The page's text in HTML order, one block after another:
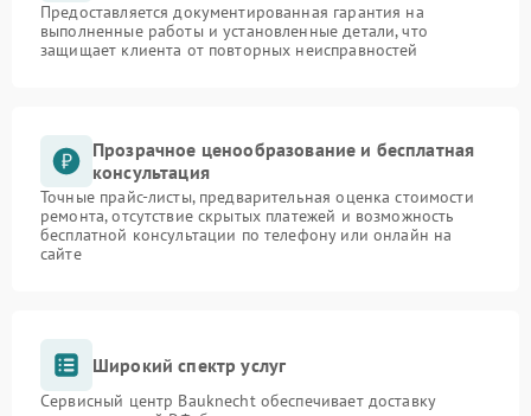
Предоставляется документированная гарантия на
выполненные работы и установленные детали, что
защищает клиента от повторных неисправностей
Прозрачное ценообразование и бесплатная
консультация
Точные прайс-листы, предварительная оценка стоимости
ремонта, отсутствие скрытых платежей и возможность
бесплатной консультации по телефону или онлайн на
сайте
Широкий спектр услуг
Сервисный центр Bauknecht обеспечивает доставку